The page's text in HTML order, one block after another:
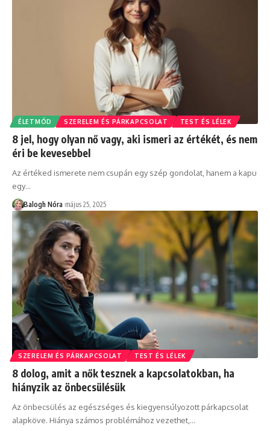
ÉLETMÓD SZERELEM ÉS PÁRKAPCSOLAT TEST ÉS LÉLEK
8 jel, hogy olyan nő vagy, aki ismeri az értékét, és nem
éri be kevesebbel
Az értéked ismerete nem csupán egy szép gondolat, hanem a kapu
egy…
Balogh Nóra május 25, 2025
SZERELEM ÉS PÁRKAPCSOLAT TEST ÉS LÉLEK
8 dolog, amit a nők tesznek a kapcsolatokban, ha
hiányzik az önbecsülésük
Az önbecsülés az egészséges és kiegyensúlyozott párkapcsolat
alapköve. Hiánya számos problémához vezethet, …